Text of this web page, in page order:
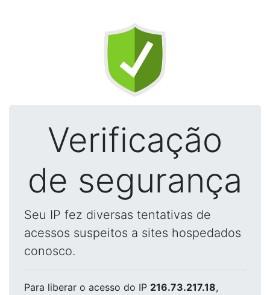
Verificação
de segurança
Seu IP fez diversas tentativas de
acessos suspeitos a sites hospedados
conosco.
Para liberar o acesso do IP 216.73.217.18,